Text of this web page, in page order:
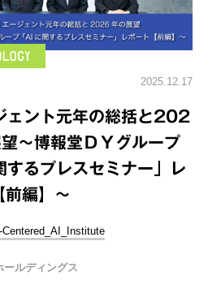
2025.12.17
ェント元年の総括と202
～博報堂ＤＹグループ
するプレスセミナー」レ
前編】～
Centered_AI_Institute
ールディングス